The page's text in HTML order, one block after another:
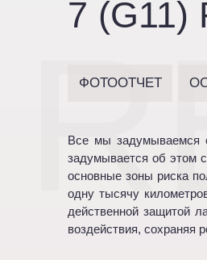
7 (G11)
ФОТООТЧЕТ
Все мы задумываемся
задумывается об этом
основные зоны риска
одну тысячу
действенной защитой
воздействия, сохраняя